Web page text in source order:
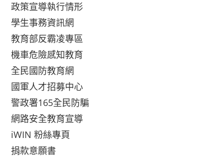
政策宣導執行情形
學生事務資訊網
教育部反霸凌專區
機車危險感知教育
全民國防教育網
國軍人才招募中心
警政署165全民防騙
網路安全教育宣導
iWIN 粉絲專頁
捐款意願書